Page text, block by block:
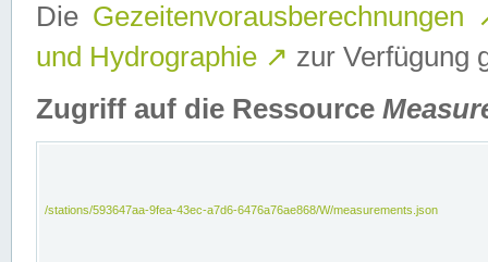
Die Gezeitenvorausberechnungen
und Hydrographie ↗ zur Verfügung
Zugriff auf die Ressource
/stations/593647aa-9fea-43ec-a7d6-6476a76ae868/W/measurements.json